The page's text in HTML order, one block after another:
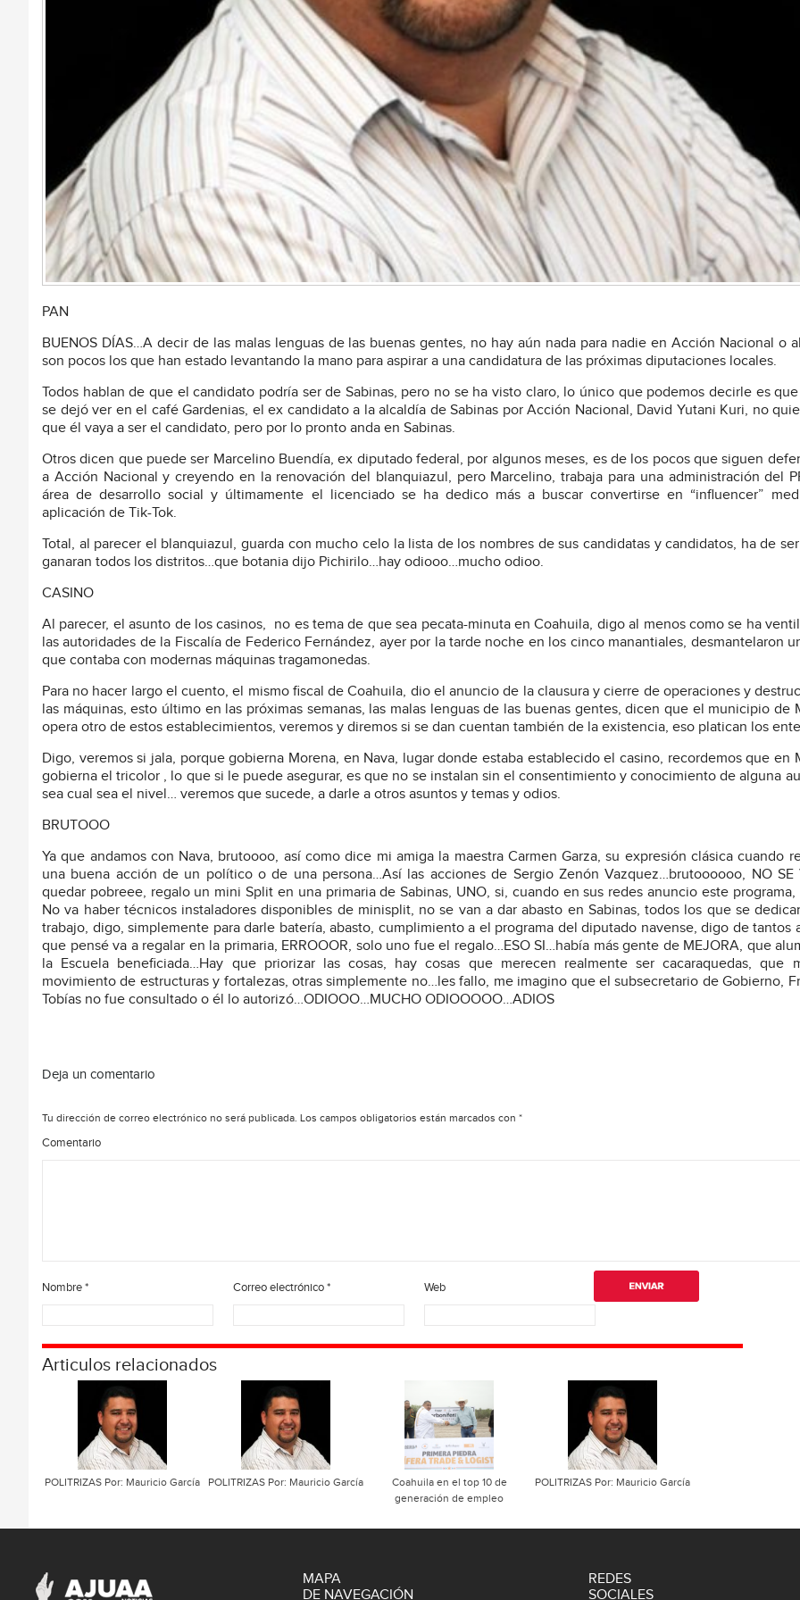
PAN
BUENOS DÍAS…A decir de las malas lenguas de las buenas gentes, no hay aún nada para nadie en Acción Nacional o
son pocos los que han estado levantando la mano para aspirar a una candidatura de las próximas diputaciones locales.
Todos hablan de que el candidato podría ser de Sabinas, pero no se ha visto claro, lo único que podemos decirle es
se dejó ver en el café Gardenias, el ex candidato a la alcaldía de Sabinas por Acción Nacional, David Yutani Kuri, no
que él vaya a ser el candidato, pero por lo pronto anda en Sabinas.
Otros dicen que puede ser Marcelino Buendía, ex diputado federal, por algunos meses, es de los pocos que siguen
a Acción Nacional y creyendo en la renovación del blanquiazul, pero Marcelino, trabaja para una administración del
área de desarrollo social y últimamente el licenciado se ha dedico más a buscar convertirse en “influencer”
aplicación de Tik-Tok.
Total, al parecer el blanquiazul, guarda con mucho celo la lista de los nombres de sus candidatas y candidatos, ha de
ganaran todos los distritos…que botania dijo Pichirilo…hay odiooo…mucho odioo.
CASINO
Al parecer, el asunto de los casinos, no es tema de que sea pecata-minuta en Coahuila, digo al menos como se ha
las autoridades de la Fiscalía de Federico Fernández, ayer por la tarde noche en los cinco manantiales, desmantelaron
que contaba con modernas máquinas tragamonedas.
Para no hacer largo el cuento, el mismo fiscal de Coahuila, dio el anuncio de la clausura y cierre de operaciones y
las máquinas, esto último en las próximas semanas, las malas lenguas de las buenas gentes, dicen que el municipio de
opera otro de estos establecimientos, veremos y diremos si se dan cuentan también de la existencia, eso platican los
Digo, veremos si jala, porque gobierna Morena, en Nava, lugar donde estaba establecido el casino, recordemos que en
gobierna el tricolor , lo que si le puede asegurar, es que no se instalan sin el consentimiento y conocimiento de alguna
sea cual sea el nivel… veremos que sucede, a darle a otros asuntos y temas y odios.
BRUTOOO
Ya que andamos con Nava, brutoooo, así como dice mi amiga la maestra Carmen Garza, su expresión clásica cuando
una buena acción de un político o de una persona…Así las acciones de Sergio Zenón Vazquez…brutoooooo, NO SE
quedar pobreee, regalo un mini Split en una primaria de Sabinas, UNO, si, cuando en sus redes anuncio este
No va haber técnicos instaladores disponibles de minisplit, no se van a dar abasto en Sabinas, todos los que se
trabajo, digo, simplemente para darle batería, abasto, cumplimiento a el programa del diputado navense, digo de tantos
que pensé va a regalar en la primaria, ERROOOR, solo uno fue el regalo…ESO SI…había más gente de MEJORA, que
la Escuela beneficiada…Hay que priorizar las cosas, hay cosas que merecen realmente ser cacaraquedas, que
movimiento de estructuras y fortalezas, otras simplemente no…les fallo, me imagino que el subsecretario de Gobierno,
Tobías no fue consultado o él lo autorizó…ODIOOO…MUCHO ODIOOOOO…ADIOS
Deja un comentario
Tu dirección de correo electrónico no será publicada. Los campos obligatorios están marcados con *
Comentario
Nombre* Correo electrónico* Web
Articulos relacionados
POLITRIZAS Por: Mauricio García POLITRIZAS Por: Mauricio García
Coahuila en el top 10 de
generación de empleo
POLITRIZAS Por: Mauricio García
MAPA
DE NAVEGACIÓN
REDES
SOCIALES